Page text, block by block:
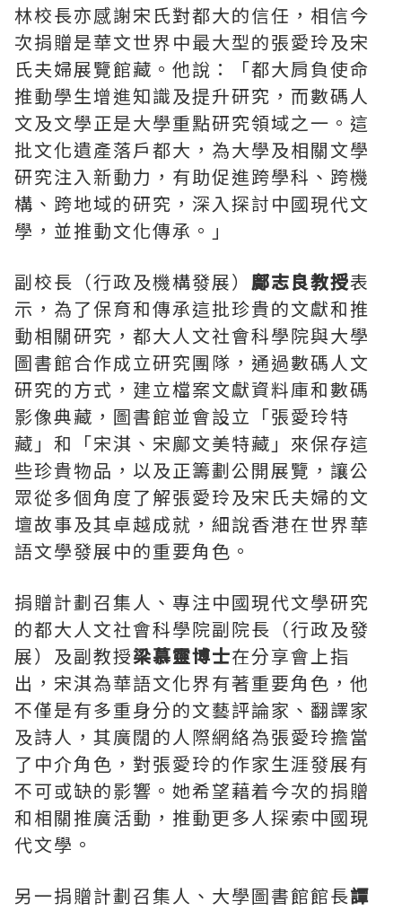
林校長亦感謝宋氏對都大的信任，相信今
次捐贈是華文世界中最大型的張愛玲及宋
氏夫婦展覽館藏。他說：「都大肩負使命
推動學生增進知識及提升研究，而數碼人
文及文學正是大學重點研究領域之一。這
批文化遺產落戶都大，為大學及相關文學
研究注入新動力，有助促進跨學科、跨機
構、跨地域的研究，深入探討中國現代文
學，並推動文化傳承。」
副校長（行政及機構發展） 鄺志良教授表
示，為了保育和傳承這批珍貴的文獻和推
動相關研究，都大人文社會科學院與大學
圖書館合作成立研究團隊，通過數碼人文
研究的方式，建立檔案文獻資料庫和數碼
影像典藏，圖書館並會設立「張愛玲特
藏」和「宋淇、宋鄺文美特藏」來保存這
些珍貴物品，以及正籌劃公開展覽，讓公
眾從多個角度了解張愛玲及宋氏夫婦的文
壇故事及其卓越成就，細說香港在世界華
語文學發展中的重要角色。
捐贈計劃召集人、專注中國現代文學研究
的都大人文社會科學院副院長（行政及發
展）及副教授梁慕靈博士在分享會上指
出，宋淇為華語文化界有著重要角色，他
不僅是有多重身分的文藝評論家、翻譯家
及詩人，其廣闊的人際網絡為張愛玲擔當
了中介角色，對張愛玲的作家生涯發展有
不可或缺的影響。她希望藉着今次的捐贈
和相關推廣活動，推動更多人探索中國現
代文學。
另一捐贈計劃召集人、大學圖書館館長譚